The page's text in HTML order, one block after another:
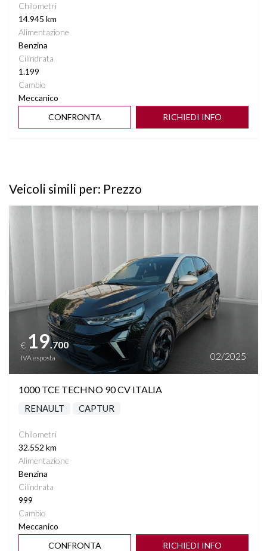
Chilometri
14.945 km
Alimentazione
Benzina
Cilindrata
1.199
Cambio
Meccanico
CONFRONTA
RICHIEDI INFO
Veicoli simili per: Prezzo
€ 19.700
IVA esposta 02/2025
1000 TCE TECHNO 90 CV ITALIA
RENAULT CAPTUR
Chilometri
32.552 km
Alimentazione
Benzina
Cilindrata
999
Cambio
Meccanico
CONFRONTA
RICHIEDI INFO